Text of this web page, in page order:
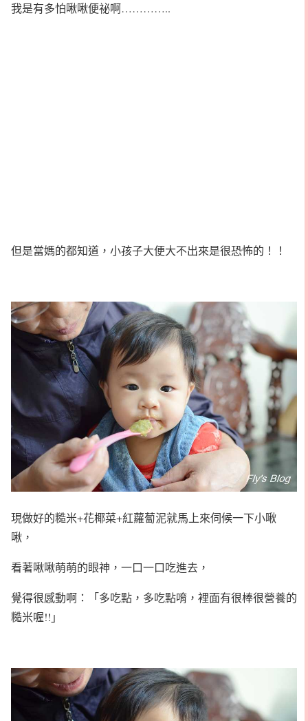
我是有多怕啾啾便祕啊…………..
但是當媽的都知道，小孩子大便大不出來是很恐怖的！！
現做好的糙米+花椰菜+紅蘿蔔泥就馬上來伺候一下小啾
啾，
看著啾啾萌萌的眼神，一口一口吃進去，
覺得很感動啊：「多吃點，多吃點唷，裡面有很棒很營養的
糙米喔!!」